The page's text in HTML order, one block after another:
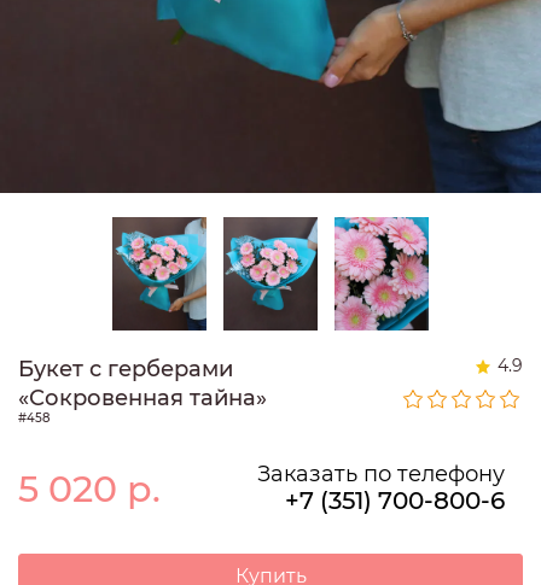
Букет с герберами
«Сокровенная тайна»
4.9
#458
5 020 р. Заказать по телефону
+7 (351) 700-800-6
Купить